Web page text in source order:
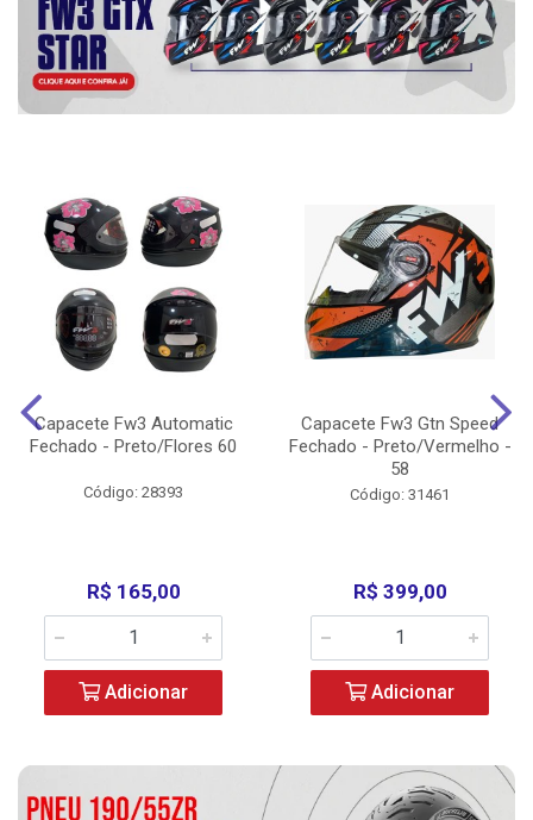
Capacete Fw3 Automatic
Fechado - Preto/Flores 60
Código: 28393
R$ 165,00
Adicionar
Capacete Fw3 Gtn Speed
Fechado - Preto/Vermelho -
58
Código: 31461
R$ 399,00
Adicionar